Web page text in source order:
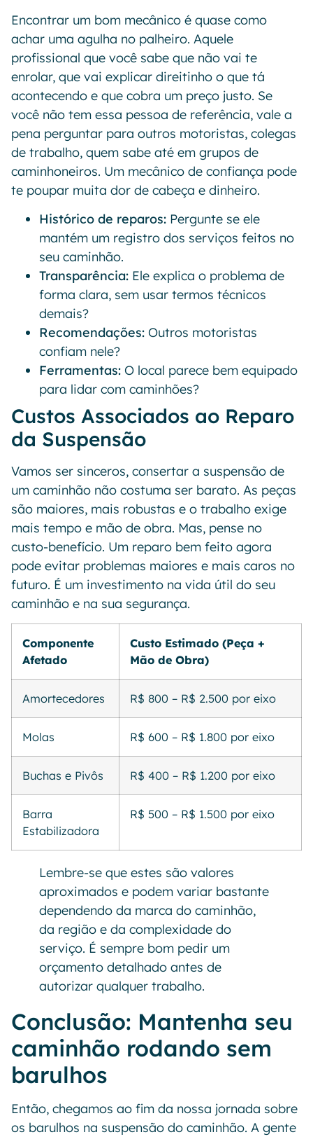
Encontrar um bom mecânico é quase como
achar uma agulha no palheiro. Aquele
profissional que você sabe que não vai te
enrolar, que vai explicar direitinho o que tá
acontecendo e que cobra um preço justo. Se
você não tem essa pessoa de referência, vale a
pena perguntar para outros motoristas, colegas
de trabalho, quem sabe até em grupos de
caminhoneiros. Um mecânico de confiança pode
te poupar muita dor de cabeça e dinheiro.
Histórico de reparos: Pergunte se ele
mantém um registro dos serviços feitos no
seu caminhão.
Transparência: Ele explica o problema de
forma clara, sem usar termos técnicos
demais?
Recomendações: Outros motoristas
confiam nele?
Ferramentas: O local parece bem equipado
para lidar com caminhões?
Custos Associados ao Reparo
da Suspensão
Vamos ser sinceros, consertar a suspensão de
um caminhão não costuma ser barato. As peças
são maiores, mais robustas e o trabalho exige
mais tempo e mão de obra. Mas, pense no
custo-benefício. Um reparo bem feito agora
pode evitar problemas maiores e mais caros no
futuro. É um investimento na vida útil do seu
caminhão e na sua segurança.
Componente
Afetado
Custo Estimado (Peça +
Mão de Obra)
Amortecedores R$ 800 – R$ 2.500 por eixo
Molas R$ 600 – R$ 1.800 por eixo
Buchas e Pivôs R$ 400 – R$ 1.200 por eixo
Barra
Estabilizadora
R$ 500 – R$ 1.500 por eixo
Lembre-se que estes são valores
aproximados e podem variar bastante
dependendo da marca do caminhão,
da região e da complexidade do
serviço. É sempre bom pedir um
orçamento detalhado antes de
autorizar qualquer trabalho.
Conclusão: Mantenha seu
caminhão rodando sem
barulhos
Então, chegamos ao fim da nossa jornada sobre
os barulhos na suspensão do caminhão. A gente